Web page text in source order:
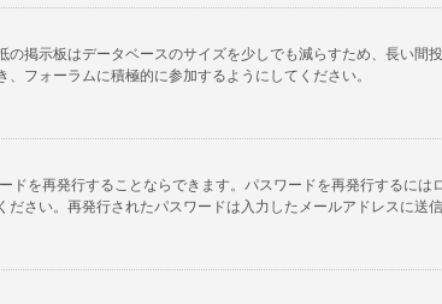
掲示板はデータベースのサイズを少しでも減らすため、長い間
フォーラムに積極的に参加するようにしてください。
を再発行することならできます。パスワードを再発行するには
さい。再発行されたパスワードは入力したメールアドレスに送信